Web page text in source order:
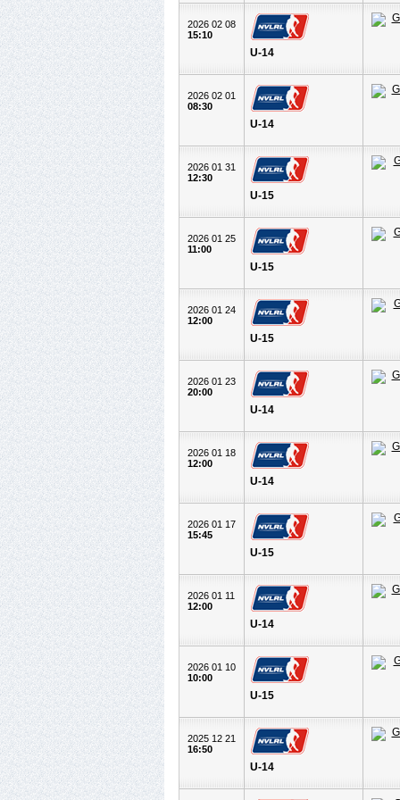
2026 02 08
15:10
U-14
2026 02 01
08:30
U-14
2026 01 31
12:30
U-15
2026 01 25
11:00
U-15
2026 01 24
12:00
U-15
2026 01 23
20:00
U-14
2026 01 18
12:00
U-14
2026 01 17
15:45
U-15
2026 01 11
12:00
U-14
2026 01 10
10:00
U-15
2025 12 21
16:50
U-14